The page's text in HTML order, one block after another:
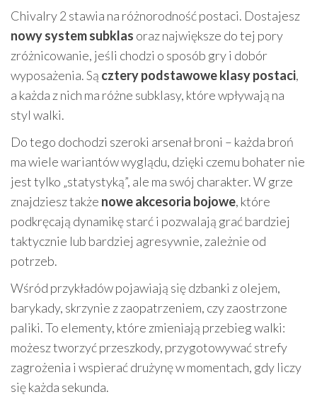
Chivalry 2 stawia na różnorodność postaci. Dostajesz
nowy system subklas oraz największe do tej pory
zróżnicowanie, jeśli chodzi o sposób gry i dobór
wyposażenia. Są cztery podstawowe klasy postaci,
a każda z nich ma różne subklasy, które wpływają na
styl walki.
Do tego dochodzi szeroki arsenał broni – każda broń
ma wiele wariantów wyglądu, dzięki czemu bohater nie
jest tylko „statystyką”, ale ma swój charakter. W grze
znajdziesz także nowe akcesoria bojowe, które
podkręcają dynamikę starć i pozwalają grać bardziej
taktycznie lub bardziej agresywnie, zależnie od
potrzeb.
Wśród przykładów pojawiają się dzbanki z olejem,
barykady, skrzynie z zaopatrzeniem, czy zaostrzone
paliki. To elementy, które zmieniają przebieg walki:
możesz tworzyć przeszkody, przygotowywać strefy
zagrożenia i wspierać drużynę w momentach, gdy liczy
się każda sekunda.